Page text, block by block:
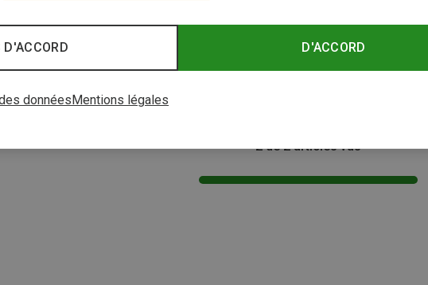
Tailles
Liner femme
XL
2 de 2 articles vus
D'ACCORD
D'ACCORD
donnéesMentions légales